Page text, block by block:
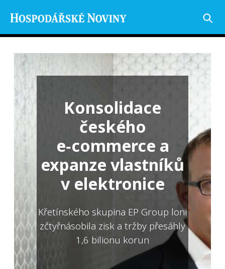
Konsolidace
českého
e‑commerce a
expanze vlastníků
v elektronice
Křetínského skupina EP Group loni
zčtyřnásobila zisk a tržby přesáhly
1,6 bilionu korun